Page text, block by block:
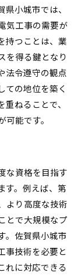
小城市では、
気工事の需要が
持つことは、業
を得る鍵となり
法令遵守の観点
ての地位を築く
ねることで、
能です。
な資格を目指す
す。例えば、第
より高度な技術
とで大規模なプ
。佐賀県小城市
事技術を必要と
れに対応できる